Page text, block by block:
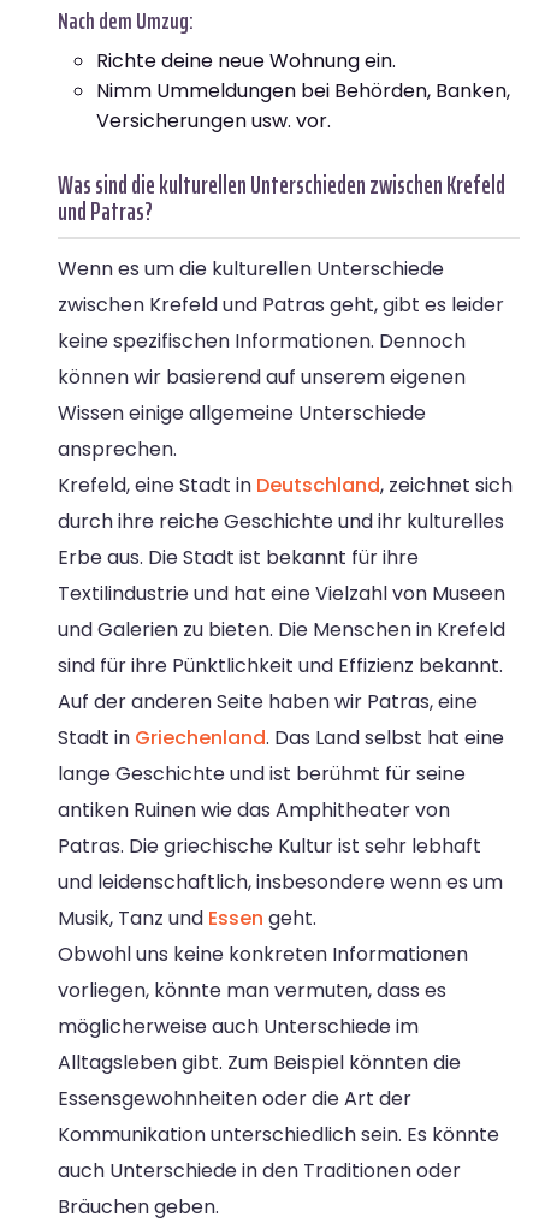
Nach dem Umzug:
Richte deine neue Wohnung ein.
Nimm Ummeldungen bei Behörden, Banken,
Versicherungen usw. vor.
Was sind die kulturellen Unterschieden zwischen Krefeld
und Patras?
Wenn es um die kulturellen Unterschiede
zwischen Krefeld und Patras geht, gibt es leider
keine spezifischen Informationen. Dennoch
können wir basierend auf unserem eigenen
Wissen einige allgemeine Unterschiede
ansprechen.
Krefeld, eine Stadt in Deutschland, zeichnet sich
durch ihre reiche Geschichte und ihr kulturelles
Erbe aus. Die Stadt ist bekannt für ihre
Textilindustrie und hat eine Vielzahl von Museen
und Galerien zu bieten. Die Menschen in Krefeld
sind für ihre Pünktlichkeit und Effizienz bekannt.
Auf der anderen Seite haben wir Patras, eine
Stadt in Griechenland. Das Land selbst hat eine
lange Geschichte und ist berühmt für seine
antiken Ruinen wie das Amphitheater von
Patras. Die griechische Kultur ist sehr lebhaft
und leidenschaftlich, insbesondere wenn es um
Musik, Tanz und Essen geht.
Obwohl uns keine konkreten Informationen
vorliegen, könnte man vermuten, dass es
möglicherweise auch Unterschiede im
Alltagsleben gibt. Zum Beispiel könnten die
Essensgewohnheiten oder die Art der
Kommunikation unterschiedlich sein. Es könnte
auch Unterschiede in den Traditionen oder
Bräuchen geben.